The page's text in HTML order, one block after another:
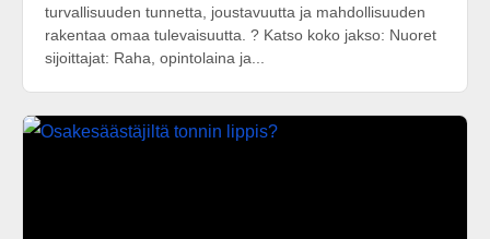
turvallisuuden tunnetta, joustavuutta ja mahdollisuuden
rakentaa omaa tulevaisuutta. ? Katso koko jakso: Nuoret
sijoittajat: Raha, opintolaina ja...